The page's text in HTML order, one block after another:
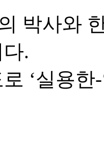
박사와
.
‘실용